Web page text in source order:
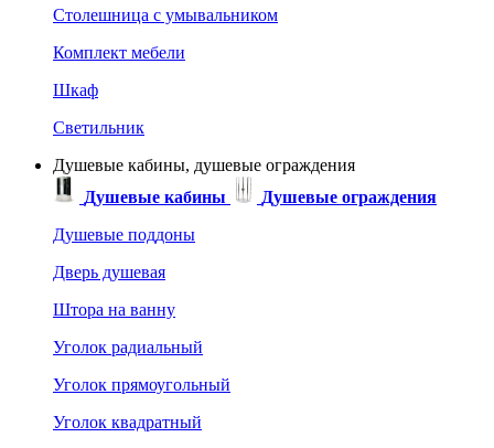
Столешница с умывальником
Комплект мебели
Шкаф
Светильник
Душевые кабины, душевые ограждения
Душевые кабины
Душевые ограждения
Душевые поддоны
Дверь душевая
Штора на ванну
Уголок радиальный
Уголок прямоугольный
Уголок квадратный